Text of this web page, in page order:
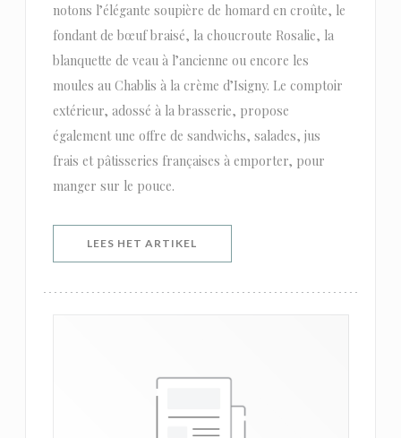
notons l’élégante soupière de homard en croûte, le
fondant de bœuf braisé, la choucroute Rosalie, la
blanquette de veau à l’ancienne ou encore les
moules au Chablis à la crème d’Isigny. Le comptoir
extérieur, adossé à la brasserie, propose
également une offre de sandwichs, salades, jus
frais et pâtisseries françaises à emporter, pour
manger sur le pouce.
LEES HET ARTIKEL